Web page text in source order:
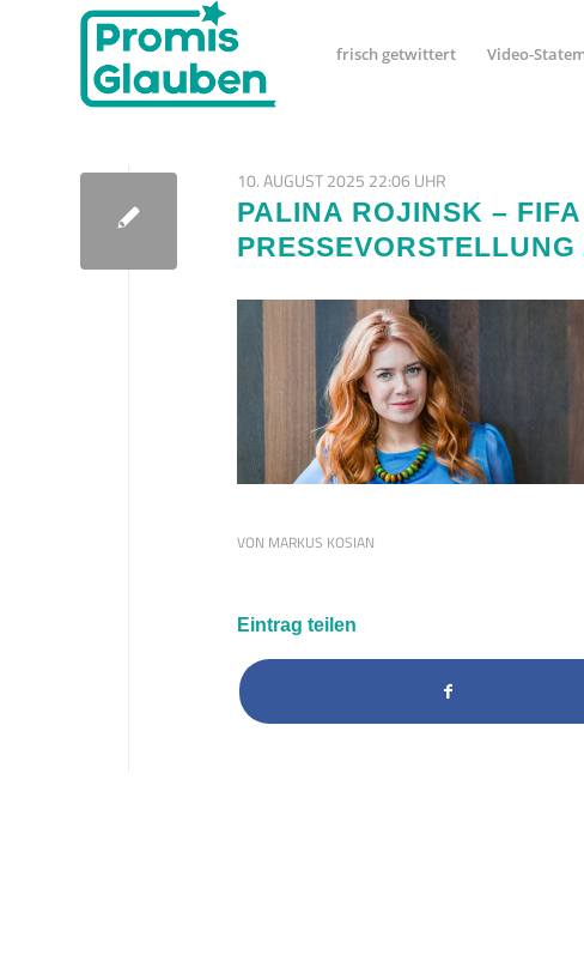
frisch getwittert Video-
10. AUGUST 2025 22:06 UHR
PALINA ROJINSK – FIFA
RESSEVORSTELLUNG
VON MARKUS KOSIAN
Eintrag teilen